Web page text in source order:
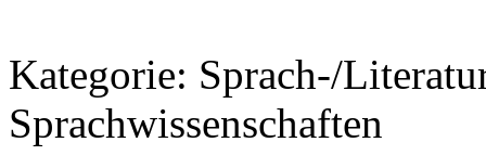
Kategorie: Sprach-/
Sprachwissenschaften